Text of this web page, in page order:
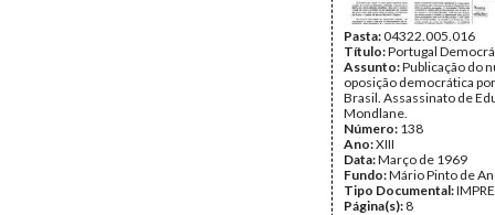
Pasta:04322.005.016
Título:Portugal
Assunto:Publicação do
oposição democrática
Brasil. Assassinato de
Mondlane.
Número: 138
Ano:XIII
Data:Março de 1969
Fundo:Mário Pinto de
Tipo Documental:
Página(s): 8